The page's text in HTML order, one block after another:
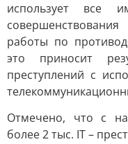
использует все
работы по
это приносит
преступлений с
Отмечено, что с
более 2 тыс. IT –